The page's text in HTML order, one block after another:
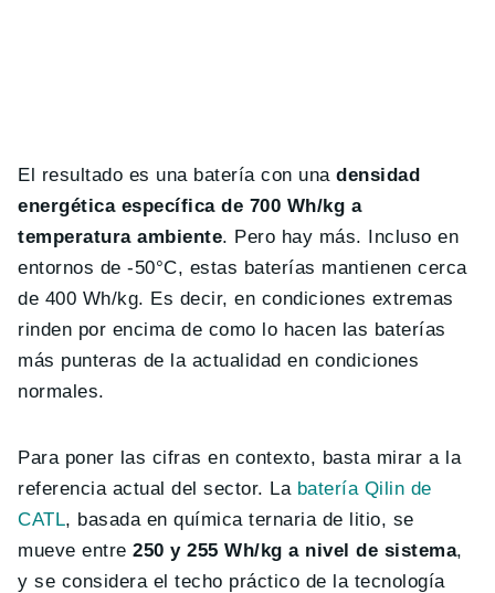
El resultado es una batería con unadensidad
energética específica de 700 Wh/kg a
temperatura ambiente. Pero hay más. Incluso en
entornos de -50°C, estas baterías mantienen cerca
de 400 Wh/kg. Es decir, en condiciones extremas
rinden por encima de como lo hacen las baterías
más punteras de la actualidad en condiciones
normales.
Para poner las cifras en contexto, basta mirar a la
referencia actual del sector. La batería Qilin de
CATL, basada en química ternaria de litio, se
mueve entre250 y 255 Wh/kg a nivel de sistema,
y se considera el techo práctico de la tecnología